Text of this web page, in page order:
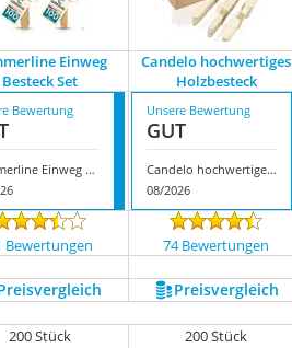
Einweg
Besteck Set
Candelo hochwertiges
Holzbesteck
Bewertung
Commerline Einweg Besteck Set
Unsere Bewertung
GUT
Candelo hochwertiges Holzbesteck
08/2026
Bewertungen 74 Bewertungen
Preis­vergleich
200 Stück 200 Stück